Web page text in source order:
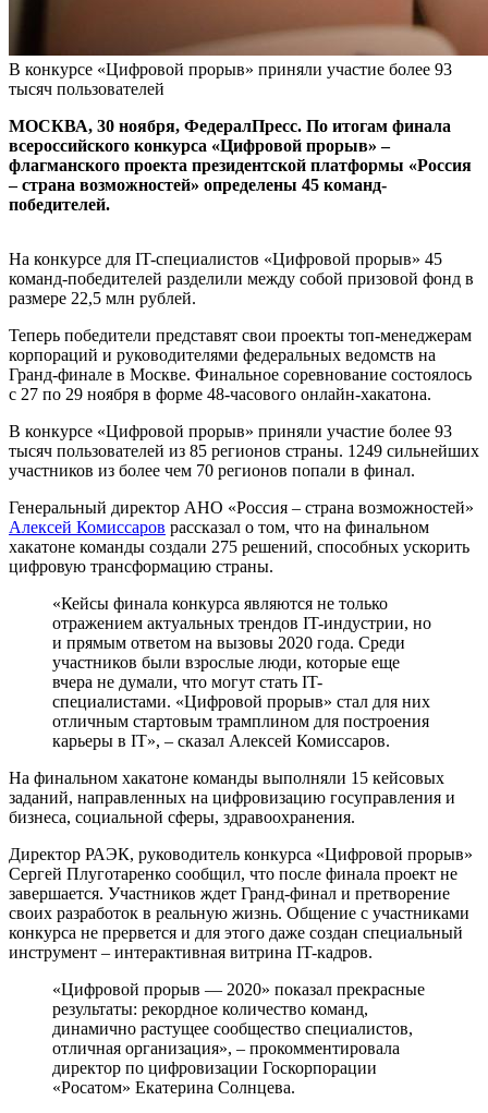
В конкурсе «Цифровой прорыв» приняли участие более 93
тысяч пользователей
МОСКВА, 30 ноября, ФедералПресс. По итогам финала
всероссийского конкурса «Цифровой прорыв» –
флагманского проекта президентской платформы «Россия
– страна возможностей» определены 45 команд-
победителей.
На конкурсе для IT-специалистов «Цифровой прорыв» 45
команд-победителей разделили между собой призовой фонд в
размере 22,5 млн рублей.
Теперь победители представят свои проекты топ-менеджерам
корпораций и руководителями федеральных ведомств на
Гранд-финале в Москве. Финальное соревнование состоялось
с 27 по 29 ноября в форме 48-часового онлайн-хакатона.
В конкурсе «Цифровой прорыв» приняли участие более 93
тысяч пользователей из 85 регионов страны. 1249 сильнейших
участников из более чем 70 регионов попали в финал.
Генеральный директор АНО «Россия – страна возможностей»
Алексей Комиссаров рассказал о том, что на финальном
хакатоне команды создали 275 решений, способных ускорить
цифровую трансформацию страны.
«Кейсы финала конкурса являются не только
отражением актуальных трендов IT-индустрии, но
и прямым ответом на вызовы 2020 года. Среди
участников были взрослые люди, которые еще
вчера не думали, что могут стать IT-
специалистами. «Цифровой прорыв» стал для них
отличным стартовым трамплином для построения
карьеры в IT», – сказал Алексей Комиссаров.
На финальном хакатоне команды выполняли 15 кейсовых
заданий, направленных на цифровизацию госуправления и
бизнеса, социальной сферы, здравоохранения.
Директор РАЭК, руководитель конкурса «Цифровой прорыв»
Сергей Плуготаренко сообщил, что после финала проект не
завершается. Участников ждет Гранд-финал и претворение
своих разработок в реальную жизнь. Общение с участниками
конкурса не прервется и для этого даже создан специальный
инструмент – интерактивная витрина IT-кадров.
«Цифровой прорыв — 2020» показал прекрасные
результаты: рекордное количество команд,
динамично растущее сообщество специалистов,
отличная организация», – прокомментировала
директор по цифровизации Госкорпорации
«Росатом» Екатерина Солнцева.